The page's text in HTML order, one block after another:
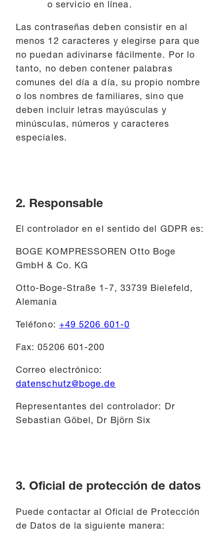
o servicio en línea.
Las contraseñas deben consistir en al
menos 12 caracteres y elegirse para que
no puedan adivinarse fácilmente. Por lo
tanto, no deben contener palabras
comunes del día a día, su propio nombre
o los nombres de familiares, sino que
deben incluir letras mayúsculas y
minúsculas, números y caracteres
especiales.
2. Responsable
El controlador en el sentido del GDPR es:
BOGE KOMPRESSOREN Otto Boge
GmbH & Co. KG
Otto-Boge-Straße 1-7, 33739 Bielefeld,
Alemania
Teléfono: +49 5206 601-0
Fax: 05206 601-200
Correo electrónico:
datenschutz@boge.de
Representantes del controlador: Dr
Sebastian Göbel, Dr Björn Six
3. Oficial de protección de datos
Puede contactar al Oficial de Protección
de Datos de la siguiente manera: